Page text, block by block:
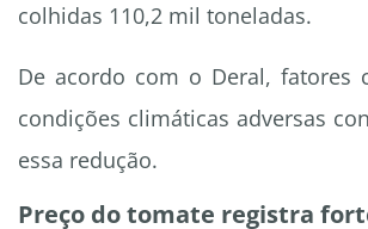
colhidas 110,2 mil toneladas.
De acordo com o Deral, fatores
condições climáticas adversas
essa redução.
Preço do tomate registra